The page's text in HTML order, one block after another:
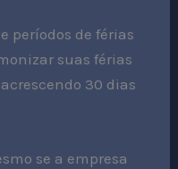
períodos de férias
suas férias
30 dias
se a empresa